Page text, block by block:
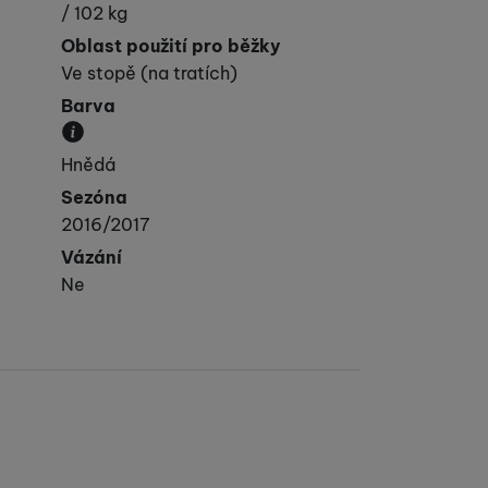
/ 102 kg
Oblast použití pro běžky
Ve stopě (na tratích)
Barva
Převládající barva výrobku.
Hnědá
Sezóna
2016/2017
Vázání
Ne